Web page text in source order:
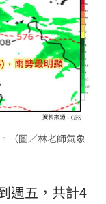
（圖／林老師氣象
週五，共計4